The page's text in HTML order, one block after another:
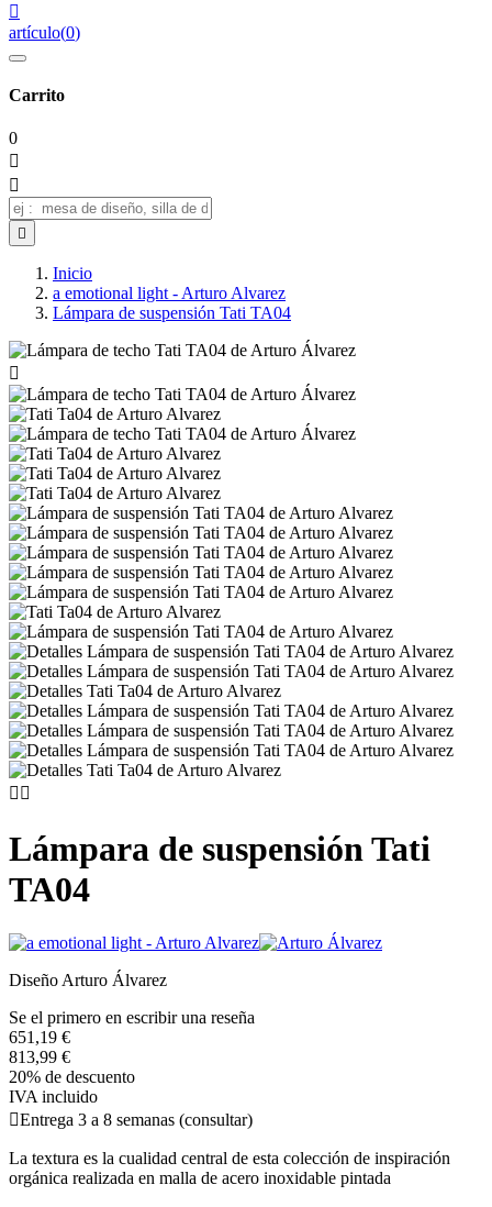

artículo(0)
Carrito
0



Inicio
a emotional light - Arturo Alvarez
Lámpara de suspensión Tati TA04

 
Lámpara de suspensión Tati
TA04
Diseño Arturo Álvarez
Se el primero en escribir una reseña
651,19 €
813,99 €
20% de descuento
IVA incluido
Entrega 3 a 8 semanas (consultar)
La textura es la cualidad central de esta colección de inspiración
orgánica realizada en malla de acero inoxidable pintada